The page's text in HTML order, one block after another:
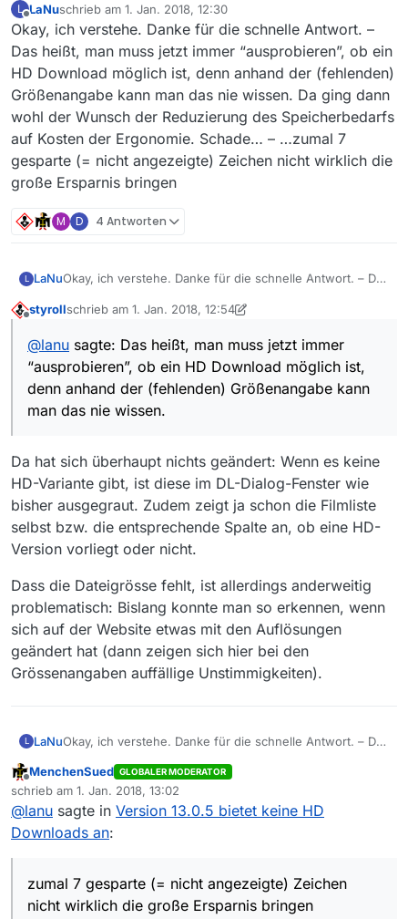
13.0.5 nicht. Ein Download ist aber in beiden
Fällen möglich. Ich denke, das hängt damit
zusammen, dass der Speicherverbrauch bei
13.0.5
reduziert wurde - mit dem Nebeneffekt,
dass nur noch die Größe für die normale
Auflösung angegeben wird.
L
Offline
LaNuschrieb am 1. Jan. 2018, 12:30
zuletzt editiert von
Okay, ich verstehe. Danke für die schnelle Antwort. –
Das heißt, man muss jetzt immer “ausprobieren”, ob ein
HD Download möglich ist, denn anhand der (fehlenden)
Größenangabe kann man das nie wissen. Da ging dann
wohl der Wunsch der Reduzierung des Speicherbedarfs
auf Kosten der Ergonomie. Schade… – …zumal 7
gesparte (= nicht angezeigte) Zeichen nicht wirklich die
große Ersparnis bringen
M D 4 Antworten
L LaNuOkay, ich verstehe. Danke für die schnelle Antwort. – Das
Download möglich ist, denn anhand der (fehlenden)
wohl der Wunsch der Reduzierung des Speicherbedarfs
auf Kosten der Ergonomie. Schade… – …zumal 7
gesparte (= nicht angezeigte) Zeichen nicht wirklich die
große Ersparnis bringen
styrollschrieb am 1. Jan. 2018, 12:54
zuletzt editiert von styroll1. Jan. 2018, 14:07
@lanu sagte: Das heißt, man muss jetzt immer
“ausprobieren”, ob ein HD Download möglich ist,
denn anhand der (fehlenden) Größenangabe kann
man das nie wissen.
Da hat sich überhaupt nichts geändert: Wenn es keine
HD-Variante gibt, ist diese im DL-Dialog-Fenster wie
bisher ausgegraut. Zudem zeigt ja schon die Filmliste
selbst bzw. die entsprechende Spalte an, ob eine HD-
Version vorliegt oder nicht.
Dass die Dateigrösse fehlt, ist allerdings anderweitig
problematisch: Bislang konnte man so erkennen, wenn
sich auf der Website etwas mit den Auflösungen
geändert hat (dann zeigen sich hier bei den
Grössenangaben auffällige Unstimmigkeiten).
L LaNuOkay, ich verstehe. Danke für die schnelle Antwort. – Das
Download möglich ist, denn anhand der (fehlenden)
Größenangabe kann man das nie wissen. Da ging dann
wohl der Wunsch der Reduzierung des Speicherbedarfs
auf Kosten der Ergonomie. Schade… – …zumal 7
Offline
MenchenSued GLOBALER MODERATOR
schrieb am 1. Jan. 2018, 13:02
zuletzt editiert von
@lanu sagte in Version 13.0.5 bietet keine HD
Downloads an:
zumal 7 gesparte (= nicht angezeigte) Zeichen
nicht wirklich die große Ersparnis bringen